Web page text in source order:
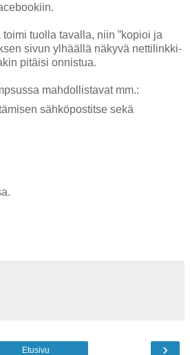
tuolla tavalla, niin ”kopioi ja
sivun ylhäällä näkyvä nettilinkki-
pitäisi onnistua.
mahdollistavat mm.:
sähköpostitse sekä
›
Etusivu